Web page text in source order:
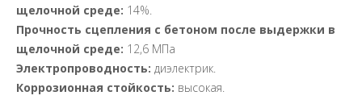
щелочной среде: 14%.
Прочность сцепления с бетоном после выдержки в
щелочной среде: 12,6 МПа
Электропроводность: диэлектрик.
Коррозионная стойкость: высокая.